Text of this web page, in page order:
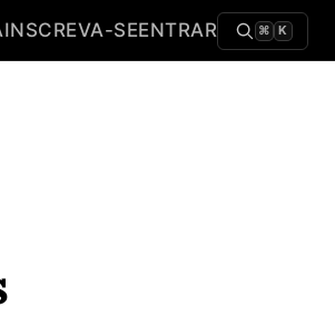
INSCREVA-SEENTRAR ⌘ K